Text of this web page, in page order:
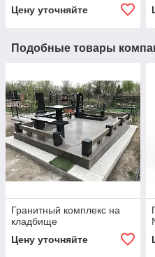
Цену уточняйте
Подобные товары
Гранитный комплекс на
кладбище
Цену уточняйте